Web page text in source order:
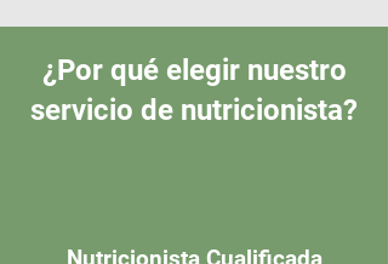
¿Por qué elegir nuestro
servicio de nutricionista?